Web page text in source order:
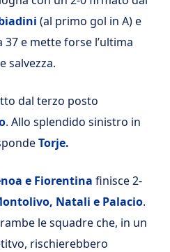
(al primo gol in A) e
37 e mette forse l’ultima
salvezza.
dal terzo posto
. Allo splendido sinistro in
Torje.
e Fiorentina finisce 2-
Natali e Palacio.
le squadre che, in un
rischierebbero